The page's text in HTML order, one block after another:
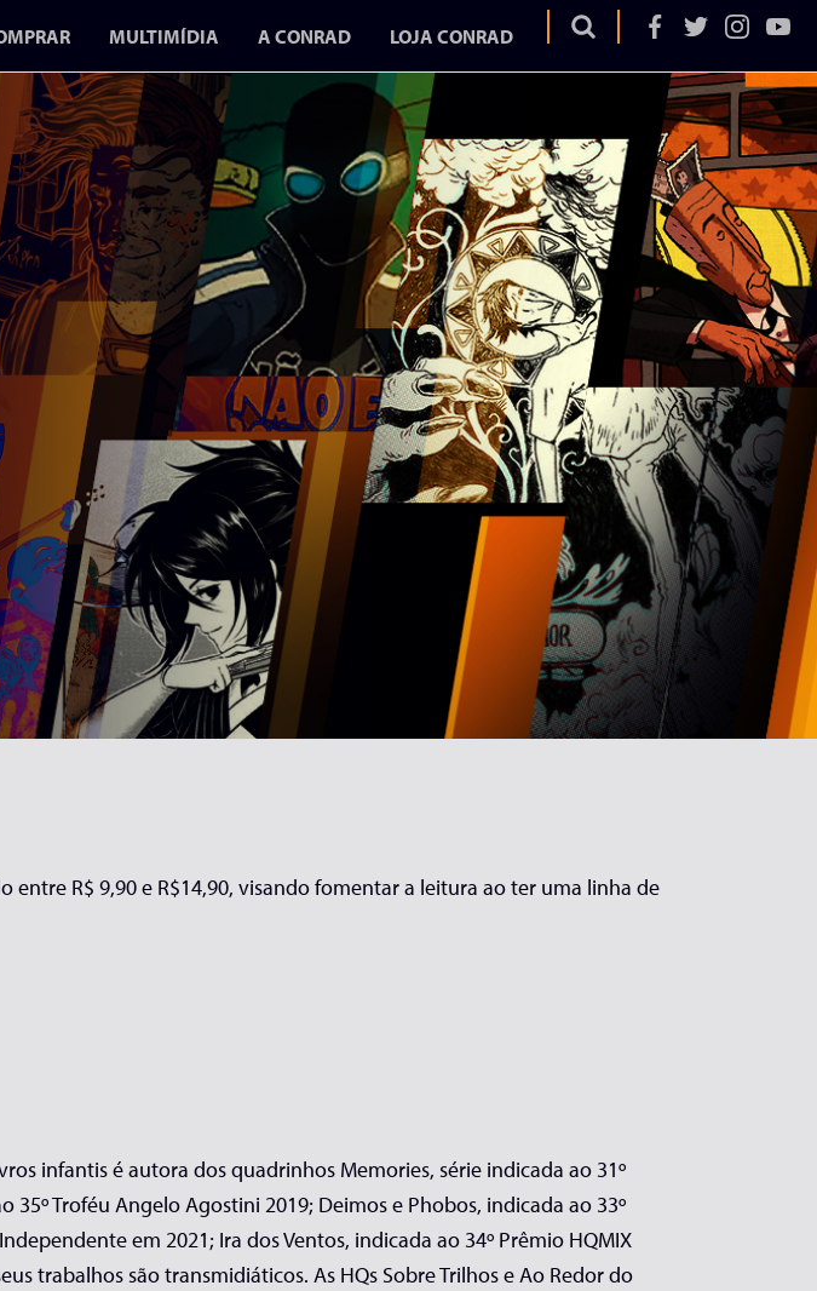
MULTIMÍDIA
PODCASTS
A GUERRA DOS
GIBIS 2 CHEGA
EM JULHO PELA
CONRAD
O SEGUNDO VOLUME
FOCA NA CENSURA
DURANTE A DITADURA
MILITAR
A CONRAD LOJA CONRAD
R$ 9,90 e R$14,90, visando fomentar a leitura ao ter uma linha de
infantis é autora dos quadrinhos Memories, série indicada ao 31º
Troféu Angelo Agostini 2019; Deimos e Phobos, indicada ao 33º
em 2021; Ira dos Ventos, indicada ao 34º Prêmio HQMIX
trabalhos são transmidiáticos. As HQs Sobre Trilhos e Ao Redor do